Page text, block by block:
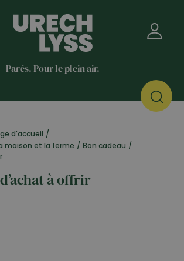
Parés. Pour le plein air.
d'accueil /
maison et la ferme / Bon cadeau /
à offrir